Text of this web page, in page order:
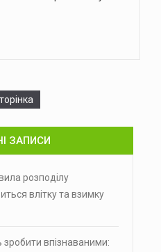
ЗАПИСИ
розподілу
влітку та взимку
зробити впізнаваними: